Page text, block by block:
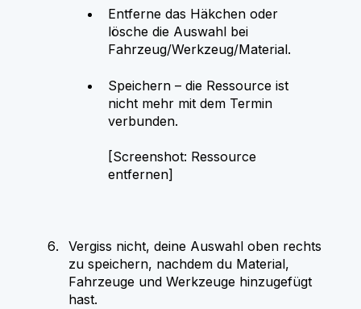
Entferne das Häkchen oder
lösche die Auswahl bei
Fahrzeug/Werkzeug/Material.
Speichern – die Ressource ist
nicht mehr mit dem Termin
verbunden.
[Screenshot: Ressource
entfernen]
Vergiss nicht, deine Auswahl oben rechts
zu speichern, nachdem du Material,
Fahrzeuge und Werkzeuge hinzugefügt
hast.